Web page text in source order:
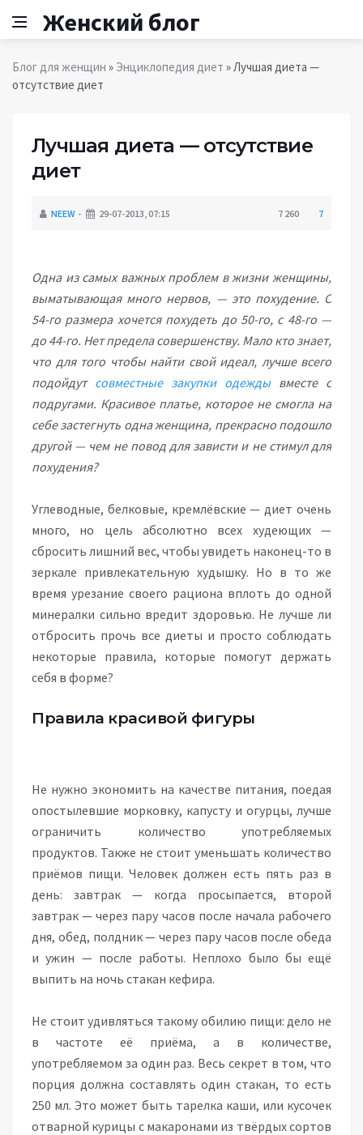
Женский блог
Блог для женщин » Энциклопедия диет » Лучшая диета —
отсутствие диет
Лучшая диета — отсутствие
диет
NEEW 29-07-2013, 07:15 7 260 7
Одна из самых важных проблем в жизни женщины,
выматывающая много нервов, — это похудение. С
54-го размера хочется похудеть до 50-го, с 48-го —
до 44-го. Нет предела совершенству. Мало кто знает,
что для того чтобы найти свой идеал, лучше всего
подойдут совместные закупки одеждывместе с
подругами. Красивое платье, которое не смогла на
себе застегнуть одна женщина, прекрасно подошло
другой — чем не повод для зависти и не стимул для
похудения?
Углеводные, белковые, кремлёвские — диет очень
много, но цель абсолютно всех худеющих —
сбросить лишний вес, чтобы увидеть наконец-то в
зеркале привлекательную худышку. Но в то же
время урезание своего рациона вплоть до одной
минералки сильно вредит здоровью. Не лучше ли
отбросить прочь все диеты и просто соблюдать
некоторые правила, которые помогут держать
себя в форме?
Правила красивой фигуры
Не нужно экономить на качестве питания, поедая
опостылевшие морковку, капусту и огурцы, лучше
ограничить количество употребляемых
продуктов. Также не стоит уменьшать количество
приёмов пищи. Человек должен есть пять раз в
день: завтрак — когда просыпается, второй
завтрак — через пару часов после начала рабочего
дня, обед, полдник — через пару часов после обеда
и ужин — после работы. Неплохо было бы ещё
выпить на ночь стакан кефира.
Не стоит удивляться такому обилию пищи: дело не
в частоте её приёма, а в количестве,
употребляемом за один раз. Весь секрет в том, что
порция должна составлять один стакан, то есть
250 мл. Это может быть тарелка каши, или кусочек
отварной курицы с макаронами из твёрдых сортов